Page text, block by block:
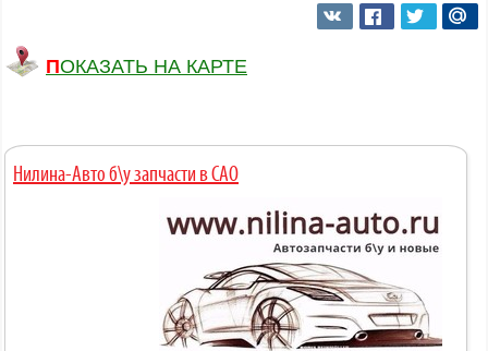
ПОКАЗАТЬ НА КАРТЕ
Нилина-Авто б\у запчасти в САО